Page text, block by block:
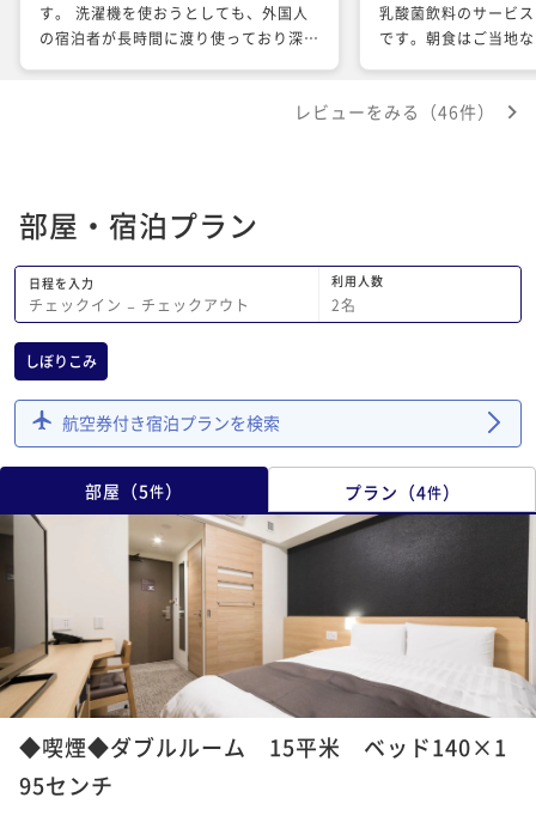
す。 洗濯機を使おうとしても、外国人
の宿泊者が長時間に渡り使っており深夜
ミーインの方が値段も高いので楽しみに
乳酸菌飲料のサービ
です。朝食はご当地
と思いましたが鯛め
には夜鳴きそばもあ
これは連れが大変喜
屋は少し手狭な印象
レビューをみる（46件）
部屋・宿泊プラン
日程を入力
チェックイン − チェックアウト
利用人数
2名
しぼりこみ
航空券付き宿泊プランを検索
部屋 （5件） プラン （4件）
◆喫煙◆ダブルルーム 15平米 ベッド140×1
95センチ